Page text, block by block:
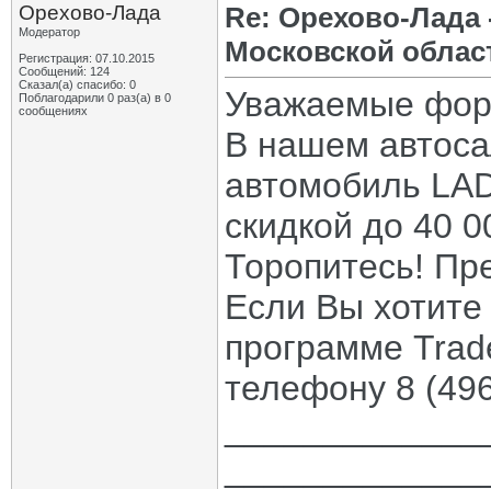
Орехово-Лада
Модератор
Регистрация: 07.10.2015
Сообщений: 124
Сказал(а) спасибо: 0
Поблагодарили 0 раз(а) в 0
сообщениях
Re: Орехово-
Московской
Уважаемые
В нашем
автомобиль
скидкой до 40
Торопитесь!
Если Вы хотите
программе
телефону 8